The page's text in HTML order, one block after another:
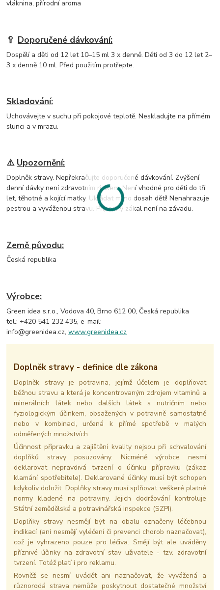
vláknina, přírodní aroma
🥄 Doporučené dávkování:
Dospělí a děti od 12 let 10–15 ml 3 x denně. Děti od 3 do 12 let 2–
3 x denně 10 ml. Před použitím protřepte.
Skladování:
Uchovávejte v suchu při pokojové teplotě. Neskladujte na přímém
slunci a v mrazu.
⚠️ Upozornění:
Doplněk stravy. Nepřekračujte doporučené dávkování. Zvýšení
denní dávky není zdravotním rizikem. Není vhodné pro děti do tří
let, těhotné a kojící matky. Ukládat mimo dosah dětí! Nenahrazuje
pestrou a vyváženou stravu. Případný zákal není na závadu.
Země původu:
Česká republika
Výrobce:
Green idea s.r.o., Vodova 40, Brno 612 00, Česká republika
tel.: +420 541 232 435, e-mail:
info@greenidea.cz,www.greenidea.cz
Doplněk stravy - definice dle zákona
Doplněk stravy je potravina, jejímž účelem je doplňovat
běžnou stravu a která je koncentrovaným zdrojem vitaminů a
minerálních látek nebo dalších látek s nutričním nebo
fyziologickým účinkem, obsažených v potravině samostatně
nebo v kombinaci, určená k přímé spotřebě v malých
odměřených množstvích.
Účinnost přípravku a zajištění kvality nejsou při schvalování
doplňků stravy posuzovány. Nicméně výrobce nesmí
deklarovat nepravdivá tvrzení o účinku přípravku (zákaz
klamání spotřebitele). Deklarované účinky musí být schopen
kdykoliv doložit. Doplňky stravy musí splňovat veškeré platné
normy kladené na potraviny. Jejich dodržování kontroluje
Státní zemědělská a potravinářská inspekce (SZPI).
Doplňky stravy nesmějí být na obalu označeny léčebnou
indikací (ani nesmějí vyléčení či prevenci chorob naznačovat),
což je vyhrazeno pouze pro léčiva. Smějí být ale uváděny
příznivé účinky na zdravotní stav uživatele - tzv. zdravotní
tvrzení. Totéž platí i pro reklamu.
Rovněž se nesmí uvádět ani naznačovat, že vyvážená a
různorodá strava nemůže poskytnout dostatečné množství